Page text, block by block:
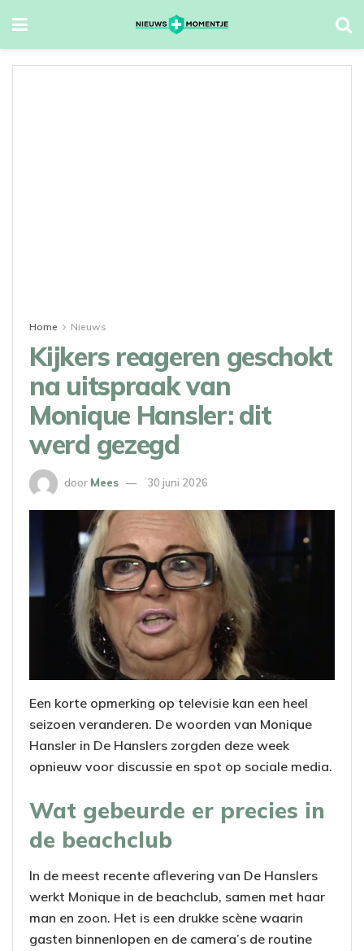
Home Nieuws
Kijkers reageren geschokt
na uitspraak van
Monique Hansler: dit
werd gezegd
door Mees 30 juni 2026
Een korte opmerking op televisie kan een heel
seizoen veranderen. De woorden van Monique
Hansler in De Hanslers zorgden deze week
opnieuw voor discussie en spot op sociale media.
Wat gebeurde er precies in
de beachclub
In de meest recente aflevering van De Hanslers
werkt Monique in de beachclub, samen met haar
man en zoon. Het is een drukke scène waarin
gasten binnenlopen en de camera’s de routine